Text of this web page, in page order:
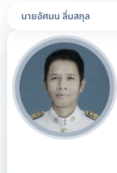
นายอัศมน ลิ่มสกุล